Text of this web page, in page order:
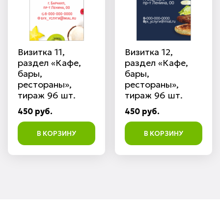
Визитка 11,
раздел «Кафе,
бары,
рестораны»,
тираж 96 шт.
450 руб.
В КОРЗИНУ
Визитка 12,
раздел «Кафе,
бары,
рестораны»,
тираж 96 шт.
450 руб.
В КОРЗИНУ